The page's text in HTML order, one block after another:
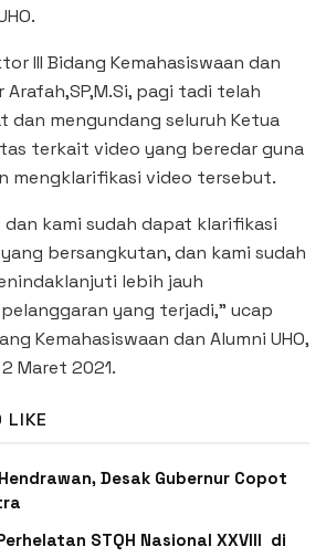
III Bidang Kemahasiswaan dan
Arafah,SP,M.Si, pagi tadi telah
dan mengundang seluruh Ketua
terkait video yang beredar guna
mengklarifikasi video tersebut.
dan kami sudah dapat klarifikasi
bersangkutan, dan kami sudah
lebih jauh
yang terjadi,” ucap
Kemahasiswaan dan Alumni UHO,
Maret 2021.
LIKE
Desak Gubernur Copot
STQH Nasional XXVIII di